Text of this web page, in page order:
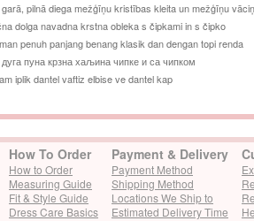
pilnā diega mežģīņu kristības kleita un mežģīņu
dolga navadna krstna obleka s čipkami in s čipko
penuh panjang benang klasik dan dengan topi renda
пуна крзна хаљина чипке и са чипком
iplik dantel vaftiz elbise ve dantel kap
How To Order
How to Order
Measuring Guide
Fit & Style Guide
Dress Care Basics
Payment & Delivery
Payment Method
Shipping Method
Locations We Ship to
Estimated Delivery Time